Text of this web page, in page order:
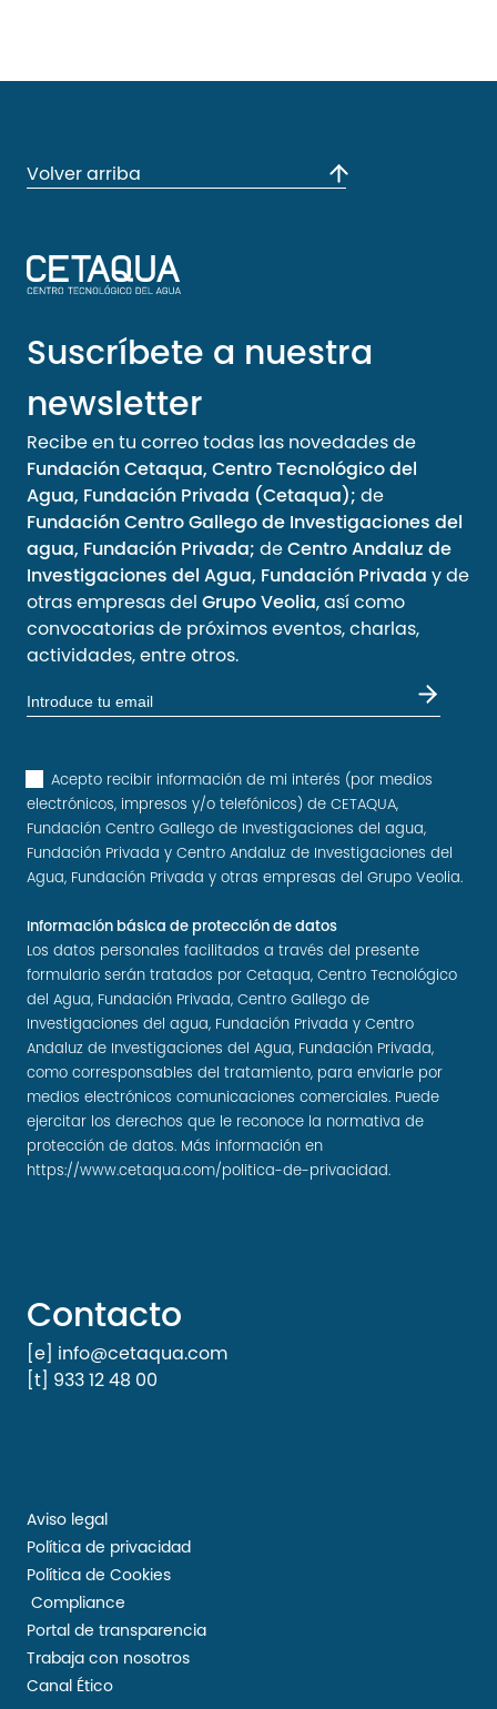
Volver arriba
Suscríbete a nuestra
newsletter
Recibe en tu correo todas las novedades de
Fundación Cetaqua, Centro Tecnológico del
Agua, Fundación Privada (Cetaqua); de
Fundación Centro Gallego de Investigaciones del
agua, Fundación Privada; deCentro Andaluz de
Investigaciones del Agua, Fundación Privada y de
otras empresas del Grupo Veolia, así como
convocatorias de próximos eventos, charlas,
actividades, entre otros.
Acepto recibir información de mi interés (por medios
electrónicos, impresos y/o telefónicos) de CETAQUA,
Fundación Centro Gallego de Investigaciones del agua,
Fundación Privada y Centro Andaluz de Investigaciones del
Agua, Fundación Privada y otras empresas del Grupo Veolia.
Información básica de protección de datos
Los datos personales facilitados a través del presente
formulario serán tratados por Cetaqua, Centro Tecnológico
del Agua, Fundación Privada, Centro Gallego de
Investigaciones del agua, Fundación Privada y Centro
Andaluz de Investigaciones del Agua, Fundación Privada,
como corresponsables del tratamiento, para enviarle por
medios electrónicos comunicaciones comerciales. Puede
ejercitar los derechos que le reconoce la normativa de
protección de datos. Más información en
https://www.cetaqua.com/politica-de-privacidad.
Contacto
[e] info@cetaqua.com
[t] 933 12 48 00
Aviso legal
Política de privacidad
Política de Cookies
Compliance
Portal de transparencia
Trabaja con nosotros
Canal Ético